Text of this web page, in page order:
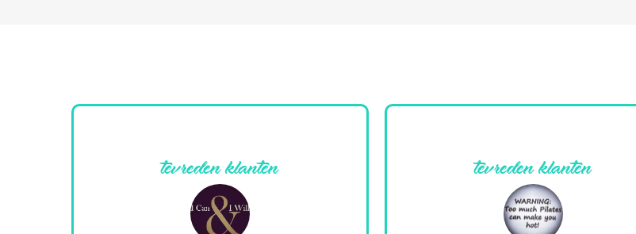
tevreden klanten tevreden klanten